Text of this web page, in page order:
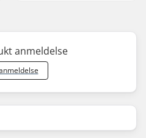
anmeldelse